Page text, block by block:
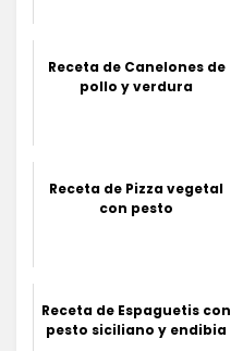
Receta de Canelones de
pollo y verdura
Receta de Pizza vegetal
con pesto
Receta de Espaguetis con
pesto siciliano y endibia